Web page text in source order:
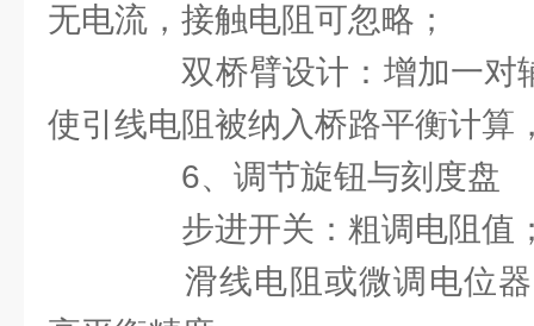
无电流，接触电阻可忽略；
双桥臂设计：增加一对
使引线电阻被纳入桥路平衡计算
6、调节旋钮与刻度盘
步进开关：粗调电阻值
滑线电阻或微调电位器